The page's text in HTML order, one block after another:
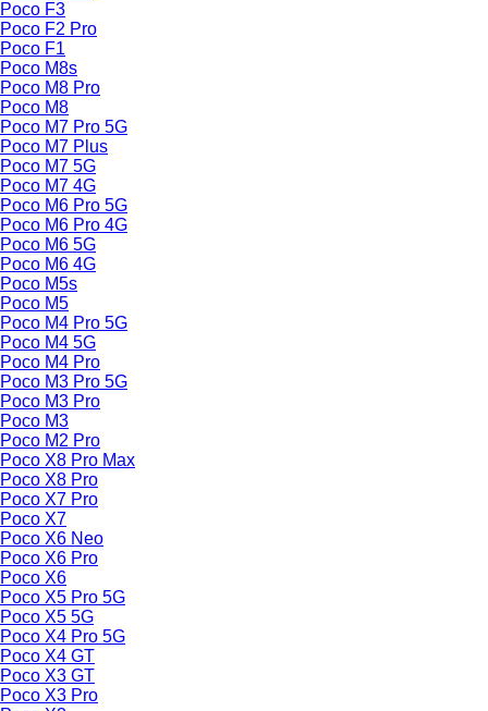
Poco F3
Poco F2 Pro
Poco F1
Poco M8s
Poco M8 Pro
Poco M8
Poco M7 Pro 5G
Poco M7 Plus
Poco M7 5G
Poco M7 4G
Poco M6 Pro 5G
Poco M6 Pro 4G
Poco M6 5G
Poco M6 4G
Poco M5s
Poco M5
Poco M4 Pro 5G
Poco M4 5G
Poco M4 Pro
Poco M3 Pro 5G
Poco M3 Pro
Poco M3
Poco M2 Pro
Poco X8 Pro Max
Poco X8 Pro
Poco X7 Pro
Poco X7
Poco X6 Neo
Poco X6 Pro
Poco X6
Poco X5 Pro 5G
Poco X5 5G
Poco X4 Pro 5G
Poco X4 GT
Poco X3 GT
Poco X3 Pro